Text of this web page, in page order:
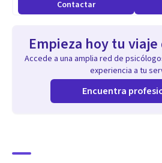
momento algún tipo de
servicio de acompañamiento y
disponible, juntos podemos
psicólogo y no doy diagnóstico ni
consejería y coaching
Contactar
Empieza hoy tu
Accede a una amplia red de
experiencia a tu
Encuentra